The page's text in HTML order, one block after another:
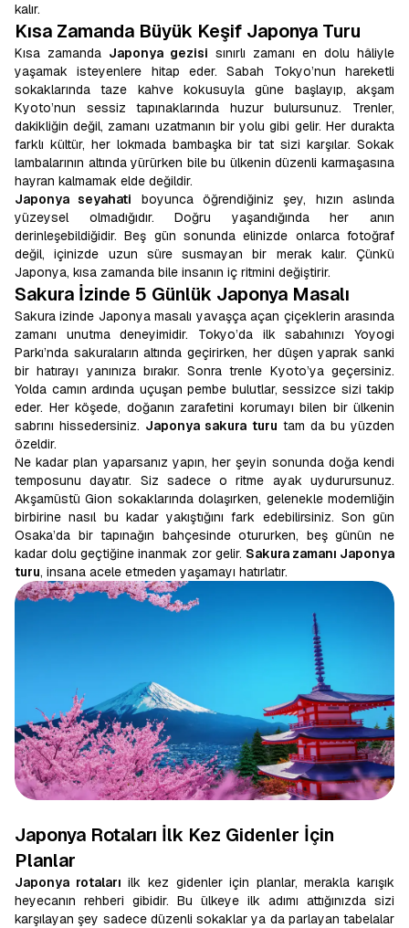
kalır.
Kısa Zamanda Büyük Keşif Japonya Turu
Kısa zamanda Japonya gezisi sınırlı zamanı en dolu hâliyle
yaşamak isteyenlere hitap eder. Sabah Tokyo’nun hareketli
sokaklarında taze kahve kokusuyla güne başlayıp, akşam
Kyoto’nun sessiz tapınaklarında huzur bulursunuz. Trenler,
dakikliğin değil, zamanı uzatmanın bir yolu gibi gelir. Her durakta
farklı kültür, her lokmada bambaşka bir tat sizi karşılar. Sokak
lambalarının altında yürürken bile bu ülkenin düzenli karmaşasına
hayran kalmamak elde değildir.
Japonya seyahati boyunca öğrendiğiniz şey, hızın aslında
yüzeysel olmadığıdır. Doğru yaşandığında her anın
derinleşebildiğidir. Beş gün sonunda elinizde onlarca fotoğraf
değil, içinizde uzun süre susmayan bir merak kalır. Çünkü
Japonya, kısa zamanda bile insanın iç ritmini değiştirir.
Sakura İzinde 5 Günlük Japonya Masalı
Sakura izinde Japonya masalı yavaşça açan çiçeklerin arasında
zamanı unutma deneyimidir. Tokyo’da ilk sabahınızı Yoyogi
Parkı’nda sakuraların altında geçirirken, her düşen yaprak sanki
bir hatırayı yanınıza bırakır. Sonra trenle Kyoto’ya geçersiniz.
Yolda camın ardında uçuşan pembe bulutlar, sessizce sizi takip
eder. Her köşede, doğanın zarafetini korumayı bilen bir ülkenin
sabrını hissedersiniz. Japonya sakura turu tam da bu yüzden
özeldir.
Ne kadar plan yaparsanız yapın, her şeyin sonunda doğa kendi
temposunu dayatır. Siz sadece o ritme ayak uydurursunuz.
Akşamüstü Gion sokaklarında dolaşırken, gelenekle modernliğin
birbirine nasıl bu kadar yakıştığını fark edebilirsiniz. Son gün
Osaka’da bir tapınağın bahçesinde otururken, beş günün ne
kadar dolu geçtiğine inanmak zor gelir. Sakura zamanı Japonya
turu, insana acele etmeden yaşamayı hatırlatır.
Japonya Rotaları İlk Kez Gidenler İçin
Planlar
Japonya rotaları ilk kez gidenler için planlar, merakla karışık
heyecanın rehberi gibidir. Bu ülkeye ilk adımı attığınızda sizi
karşılayan şey sadece düzenli sokaklar ya da parlayan tabelalar